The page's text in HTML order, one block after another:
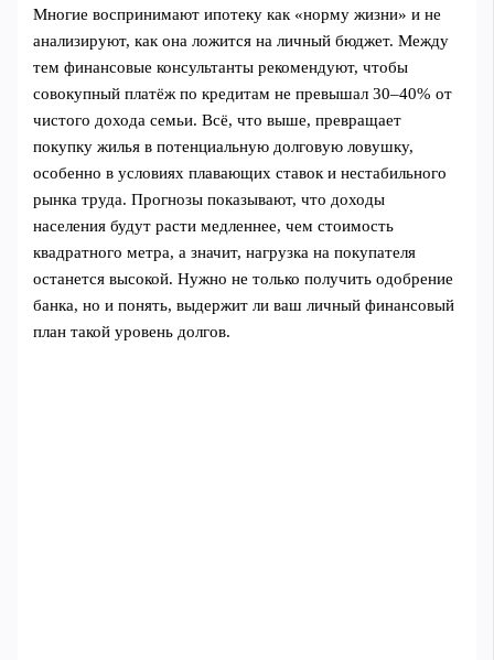
Многие воспринимают ипотеку как «норму жизни» и не
анализируют, как она ложится на личный бюджет. Между
тем финансовые консультанты рекомендуют, чтобы
совокупный платёж по кредитам не превышал 30–40% от
чистого дохода семьи. Всё, что выше, превращает
покупку жилья в потенциальную долговую ловушку,
особенно в условиях плавающих ставок и нестабильного
рынка труда. Прогнозы показывают, что доходы
населения будут расти медленнее, чем стоимость
квадратного метра, а значит, нагрузка на покупателя
останется высокой. Нужно не только получить одобрение
банка, но и понять, выдержит ли ваш личный финансовый
план такой уровень долгов.